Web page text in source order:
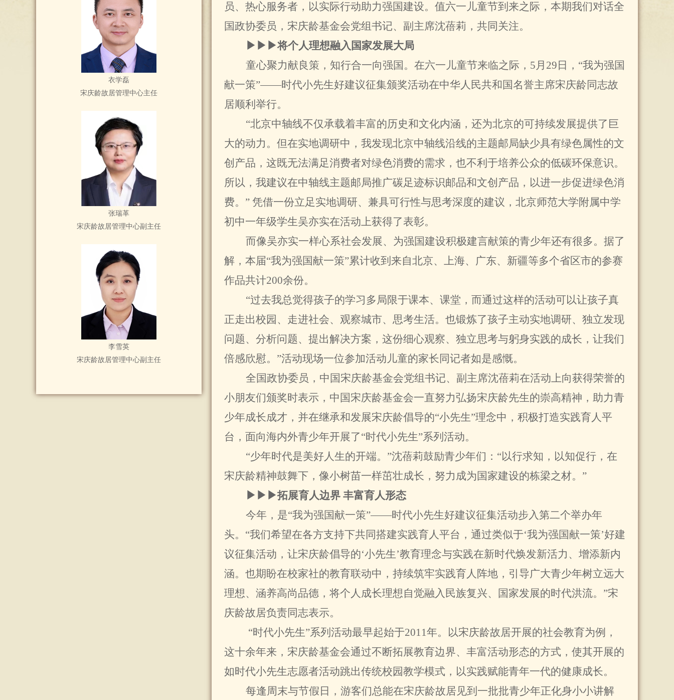
衣学磊
宋庆龄故居管理中心主任
张瑞革
宋庆龄故居管理中心副主任
李雪英
宋庆龄故居管理中心副主任
员、热心服务者，以实际行动助力强国建设。值六一儿童节到来之际，本期我们对话全
国政协委员，宋庆龄基金会党组书记、副主席沈蓓莉，共同关注。
▶▶▶将个人理想融入国家发展大局
童心聚力献良策，知行合一向强国。在六一儿童节来临之际，5月29日，“我为强国
献一策”——时代小先生好建议征集颁奖活动在中华人民共和国名誉主席宋庆龄同志故
居顺利举行。
“北京中轴线不仅承载着丰富的历史和文化内涵，还为北京的可持续发展提供了巨
大的动力。但在实地调研中，我发现北京中轴线沿线的主题邮局缺少具有绿色属性的文
创产品，这既无法满足消费者对绿色消费的需求，也不利于培养公众的低碳环保意识。
所以，我建议在中轴线主题邮局推广碳足迹标识邮品和文创产品，以进一步促进绿色消
费。” 凭借一份立足实地调研、兼具可行性与思考深度的建议，北京师范大学附属中学
初中一年级学生吴亦实在活动上获得了表彰。
而像吴亦实一样心系社会发展、为强国建设积极建言献策的青少年还有很多。据了
解，本届“我为强国献一策”累计收到来自北京、上海、广东、新疆等多个省区市的参赛
作品共计200余份。
“过去我总觉得孩子的学习多局限于课本、课堂，而通过这样的活动可以让孩子真
正走出校园、走进社会、观察城市、思考生活。也锻炼了孩子主动实地调研、独立发现
问题、分析问题、提出解决方案，这份细心观察、独立思考与躬身实践的成长，让我们
倍感欣慰。”活动现场一位参加活动儿童的家长同记者如是感慨。
全国政协委员，中国宋庆龄基金会党组书记、副主席沈蓓莉在活动上向获得荣誉的
小朋友们颁奖时表示，中国宋庆龄基金会一直努力弘扬宋庆龄先生的崇高精神，助力青
少年成长成才，并在继承和发展宋庆龄倡导的“小先生”理念中，积极打造实践育人平
台，面向海内外青少年开展了“时代小先生”系列活动。
“少年时代是美好人生的开端。”沈蓓莉鼓励青少年们：“以行求知，以知促行，在
宋庆龄精神鼓舞下，像小树苗一样茁壮成长，努力成为国家建设的栋梁之材。”
▶▶▶拓展育人边界 丰富育人形态
今年，是“我为强国献一策”——时代小先生好建议征集活动步入第二个举办年
头。“我们希望在各方支持下共同搭建实践育人平台，通过类似于‘我为强国献一策’好建
议征集活动，让宋庆龄倡导的‘小先生’教育理念与实践在新时代焕发新活力、增添新内
涵。也期盼在校家社的教育联动中，持续筑牢实践育人阵地，引导广大青少年树立远大
理想、涵养高尚品德，将个人成长理想自觉融入民族复兴、国家发展的时代洪流。”宋
庆龄故居负责同志表示。
“时代小先生”系列活动最早起始于2011年。以宋庆龄故居开展的社会教育为例，
这十余年来，宋庆龄基金会通过不断拓展教育边界、丰富活动形态的方式，使其开展的
如时代小先生志愿者活动跳出传统校园教学模式，以实践赋能青年一代的健康成长。
每逢周末与节假日，游客们总能在宋庆龄故居见到一批批青少年正化身小小讲解